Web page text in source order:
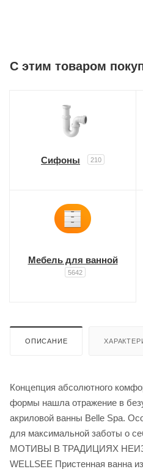
C этим товаром
Сифоны 210
Мебель для ванной
5642
ОПИСАНИЕ
Концепция абсолютного
формы нашла отражение в
акриловой ванны Belle Spa.
для максимальной заботы
МОТИВЫ В ТРАДИЦИЯХ
WELLSEE Пристенная ванна